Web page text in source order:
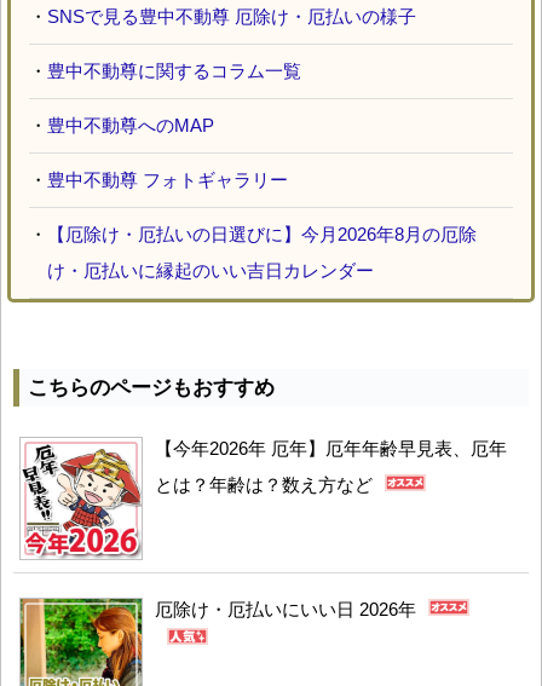
・ SNSで見る豊中不動尊 厄除け・厄払いの様子
・ 豊中不動尊に関するコラム一覧
・ 豊中不動尊へのMAP
・ 豊中不動尊 フォトギャラリー
・
【厄除け・厄払いの日選びに】今月2026年8月の厄除
け・厄払いに縁起のいい吉日カレンダー
こちらのページもおすすめ
【今年2026年 厄年】厄年年齢早見表、厄年
とは？年齢は？数え方など
厄除け・厄払いにいい日 2026年